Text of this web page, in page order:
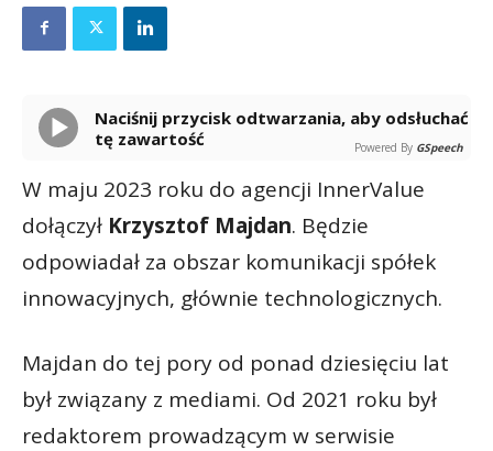
Naciśnij przycisk odtwarzania, aby odsłuchać
tę zawartość
Powered By GSpeech
W maju 2023 roku do agencji InnerValue
dołączył Krzysztof Majdan. Będzie
odpowiadał za obszar komunikacji spółek
innowacyjnych, głównie technologicznych.
Majdan do tej pory od ponad dziesięciu lat
był związany z mediami. Od 2021 roku był
redaktorem prowadzącym w serwisie